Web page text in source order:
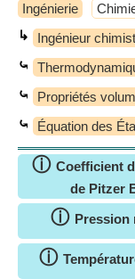
Ingénierie
↳ Ingénieur
⤿
⤿ Propriétés
⤿ Équation des
ⓘ Coefficient
de Pitzer
ⓘ Pression
ⓘ